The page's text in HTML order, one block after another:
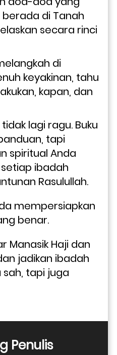
di Tanah
secara rinci
di
keyakinan, tahu
kapan, dan
lagi ragu. Buku
tapi
spiritual Anda
ibadah
Rasulullah.
mempersiapkan
benar.
Manasik Haji dan
jadikan ibadah
tapi juga
Penulis